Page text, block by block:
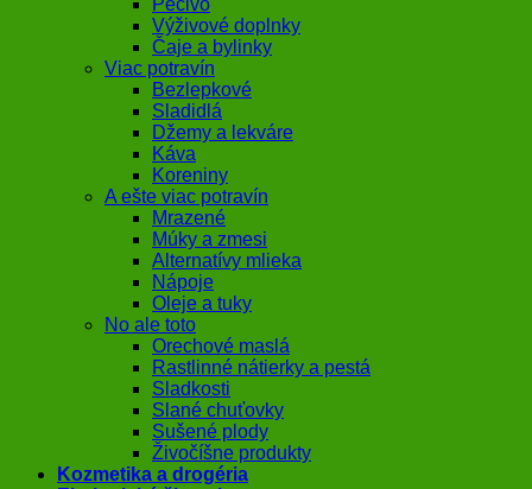
Výživové doplnky
Čaje a bylinky
Viac potravín
Bezlepkové
Sladidlá
Džemy a lekváre
Káva
Koreniny
A ešte viac potravín
Mrazené
Múky a zmesi
Alternatívy mlieka
Nápoje
Oleje a tuky
No ale toto
Orechové maslá
Rastlinné nátierky a pestá
Sladkosti
Slané chuťovky
Sušené plody
Živočíšne produkty
Kozmetika a drogéria